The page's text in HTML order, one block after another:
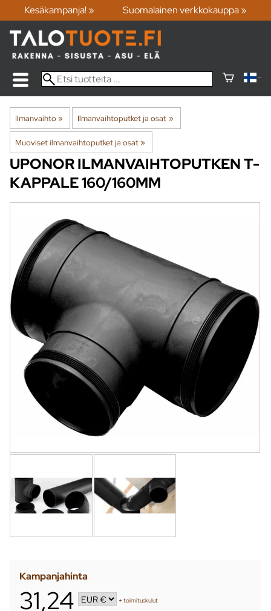
Kesäkampanja! » Suomalainen verkkokauppa »
Ilmanvaihto‪» Ilmanvaihtoputket ja osat ‪»
Muoviset ilmanvaihtoputket ja osat‪»
UPONORILMANVAIHTOPUTKEN T-
KAPPALE 160/160MM
Kampanjahinta
31,24 +toimituskulut